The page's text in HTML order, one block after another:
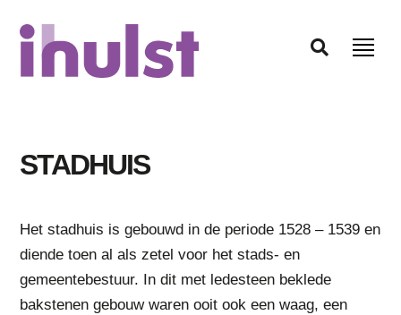
STADHUIS
Het stadhuis is gebouwd in de periode 1528 – 1539 en
diende toen al als zetel voor het stads- en
gemeentebestuur. In dit met ledesteen beklede
bakstenen gebouw waren ooit ook een waag, een